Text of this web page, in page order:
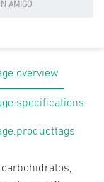
AMIGO